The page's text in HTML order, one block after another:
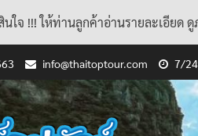
ใจ !!! ให้ท่านลูกค้าอ่านรายละเอีย
info@thaitoptour.com 7/24